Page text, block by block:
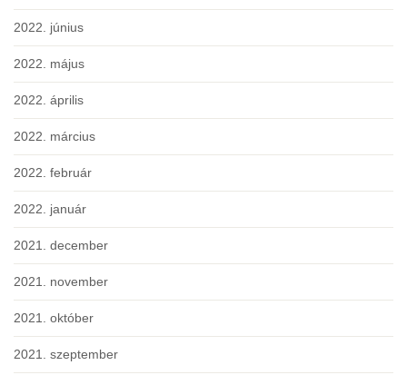
2022. június
2022. május
2022. április
2022. március
2022. február
2022. január
2021. december
2021. november
2021. október
2021. szeptember